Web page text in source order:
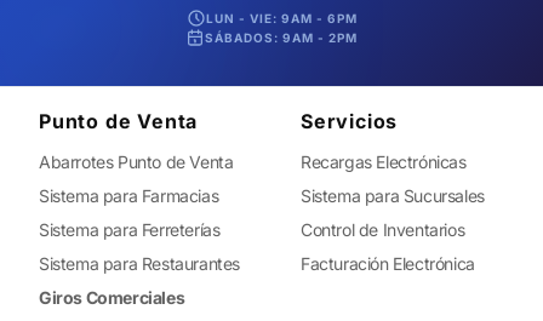
LUN - VIE: 9AM - 6PM
SÁBADOS: 9AM - 2PM
Punto de Venta
Abarrotes Punto de Venta
Sistema para Farmacias
Sistema para Ferreterías
Sistema para Restaurantes
Giros Comerciales
Servicios
Recargas Electrónicas
Sistema para Sucursales
Control de Inventarios
Facturación Electrónica